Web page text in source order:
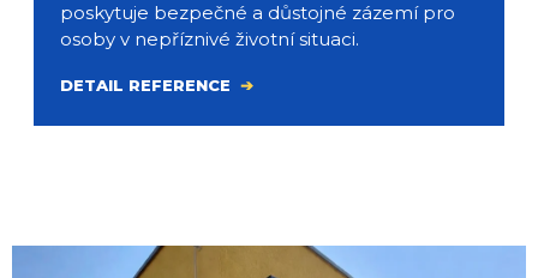
poskytuje bezpečné a důstojné zázemí pro
osoby v nepříznivé životní situaci.
DETAIL REFERENCE